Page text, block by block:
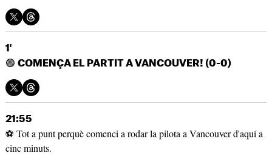
1'
🟢 COMENÇA EL PARTIT A VANCOUVER! (0-0)
21:55
⚽ Tot a punt perquè comenci a rodar la pilota a Vancouver d'aquí a
cinc minuts.